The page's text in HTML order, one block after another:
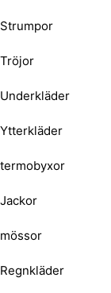
Strumpor
Tröjor
Underkläder
Ytterkläder
termobyxor
Jackor
mössor
Regnkläder